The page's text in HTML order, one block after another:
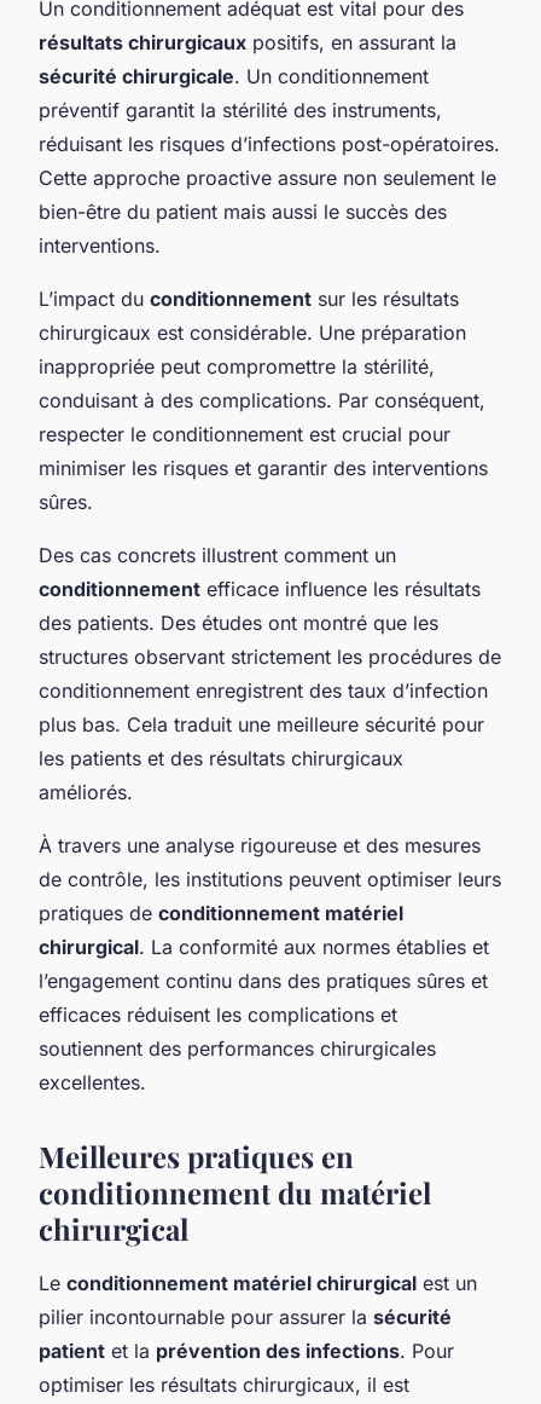
Un conditionnement adéquat est vital pour des
résultats chirurgicaux positifs, en assurant la
sécurité chirurgicale. Un conditionnement
préventif garantit la stérilité des instruments,
réduisant les risques d’infections post-opératoires.
Cette approche proactive assure non seulement le
bien-être du patient mais aussi le succès des
interventions.
L’impact du conditionnement sur les résultats
chirurgicaux est considérable. Une préparation
inappropriée peut compromettre la stérilité,
conduisant à des complications. Par conséquent,
respecter le conditionnement est crucial pour
minimiser les risques et garantir des interventions
sûres.
Des cas concrets illustrent comment un
conditionnement efficace influence les résultats
des patients. Des études ont montré que les
structures observant strictement les procédures de
conditionnement enregistrent des taux d’infection
plus bas. Cela traduit une meilleure sécurité pour
les patients et des résultats chirurgicaux
améliorés.
À travers une analyse rigoureuse et des mesures
de contrôle, les institutions peuvent optimiser leurs
pratiques de conditionnement matériel
chirurgical. La conformité aux normes établies et
l’engagement continu dans des pratiques sûres et
efficaces réduisent les complications et
soutiennent des performances chirurgicales
excellentes.
Meilleures pratiques en
conditionnement du matériel
chirurgical
Le conditionnement matériel chirurgical est un
pilier incontournable pour assurer la sécurité
patient et la prévention des infections. Pour
optimiser les résultats chirurgicaux, il est